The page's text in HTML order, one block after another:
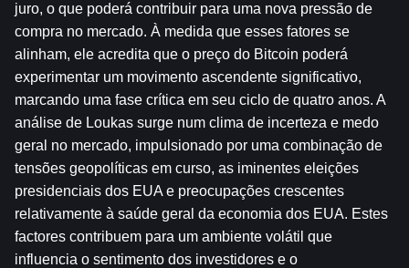
juro, o que poderá contribuir para uma nova pressão de
compra no mercado. À medida que esses fatores se
alinham, ele acredita que o preço do Bitcoin poderá
experimentar um movimento ascendente significativo,
marcando uma fase crítica em seu ciclo de quatro anos. A
análise de Loukas surge num clima de incerteza e medo
geral no mercado, impulsionado por uma combinação de
tensões geopolíticas em curso, as iminentes eleições
presidenciais dos EUA e preocupações crescentes
relativamente à saúde geral da economia dos EUA. Estes
factores contribuem para um ambiente volátil que
influencia o sentimento dos investidores e o